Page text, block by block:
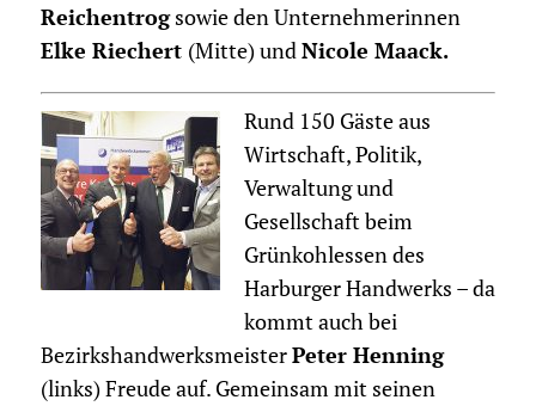
Reichentrogsowie den Unternehmerinnen
Elke Riechert (Mitte) undNicole Maack.
Rund 150 Gäste aus
Wirtschaft, Politik,
Verwaltung und
Gesellschaft beim
Grünkohlessen des
Harburger Handwerks – da
kommt auch bei
BezirkshandwerksmeisterPeter Henning
(links) Freude auf. Gemeinsam mit seinen